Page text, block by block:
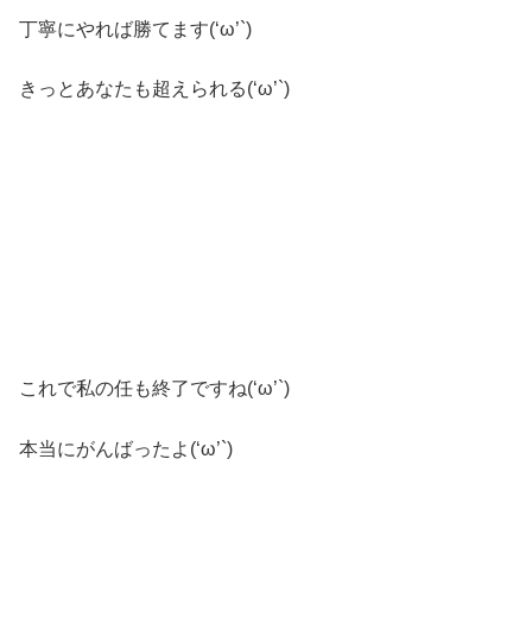
丁寧にやれば勝てます(‘ω’`)
きっとあなたも超えられる(‘ω’`)
これで私の任も終了ですね(‘ω’`)
本当にがんばったよ(‘ω’`)